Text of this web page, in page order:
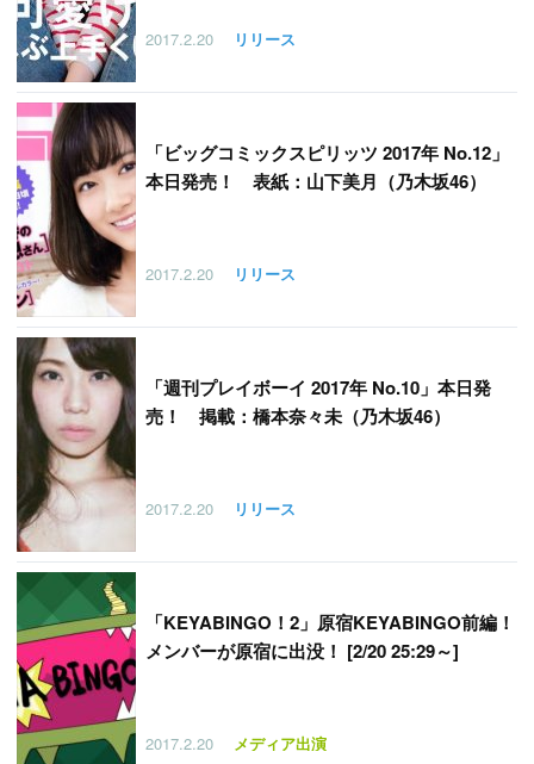
2017.2.20 リリース
「ビッグコミックスピリッツ 2017年 No.12」
本日発売！ 表紙：山下美月（乃木坂46）
2017.2.20 リリース
「週刊プレイボーイ 2017年 No.10」本日発
売！ 掲載：橋本奈々未（乃木坂46）
2017.2.20 リリース
「KEYABINGO！2」原宿KEYABINGO前編！
メンバーが原宿に出没！ [2/20 25:29～]
2017.2.20 メディア出演